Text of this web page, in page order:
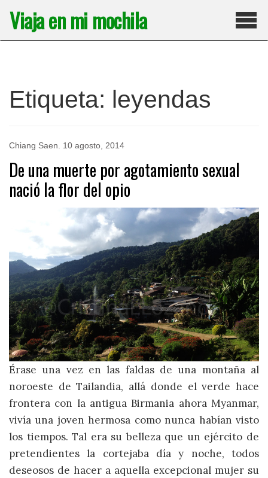
contenido
Viaja en mi mochila
Etiqueta: leyendas
Chiang Saen 10 agosto, 2014
De una muerte por agotamiento sexual
nació la flor del opio
Érase una vez en las faldas de una montaña al
noroeste de Tailandia, allá donde el verde hace
frontera con la antigua Birmania ahora Myanmar,
vivía una joven hermosa como nunca habían visto
los tiempos. Tal era su belleza que un ejército de
pretendientes la cortejaba día y noche, todos
deseosos de hacer a aquella excepcional mujer su